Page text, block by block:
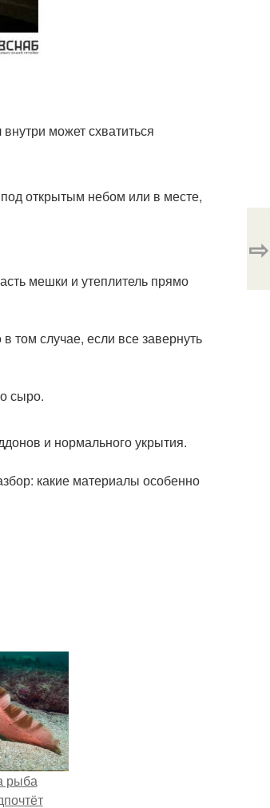
может схватиться
открытым небом или в месте,
мешки и утеплитель прямо
том случае, если все завернуть
сыро.
и нормального укрытия.
какие материалы особенно
⇨
рыба